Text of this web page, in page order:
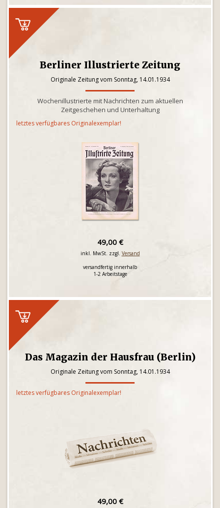
Berliner Illustrierte Zeitung
Originale Zeitung vom Sonntag, 14.01.1934
Wochenillustrierte mit Nachrichten zum aktuellen
Zeitgeschehen und Unterhaltung
letztes verfügbares Originalexemplar!
49,00 €
inkl. MwSt. zzgl. Versand
versandfertig innerhalb
1-2 Arbeitstage
Das Magazin der Hausfrau (Berlin)
Originale Zeitung vom Sonntag, 14.01.1934
letztes verfügbares Originalexemplar!
49,00 €